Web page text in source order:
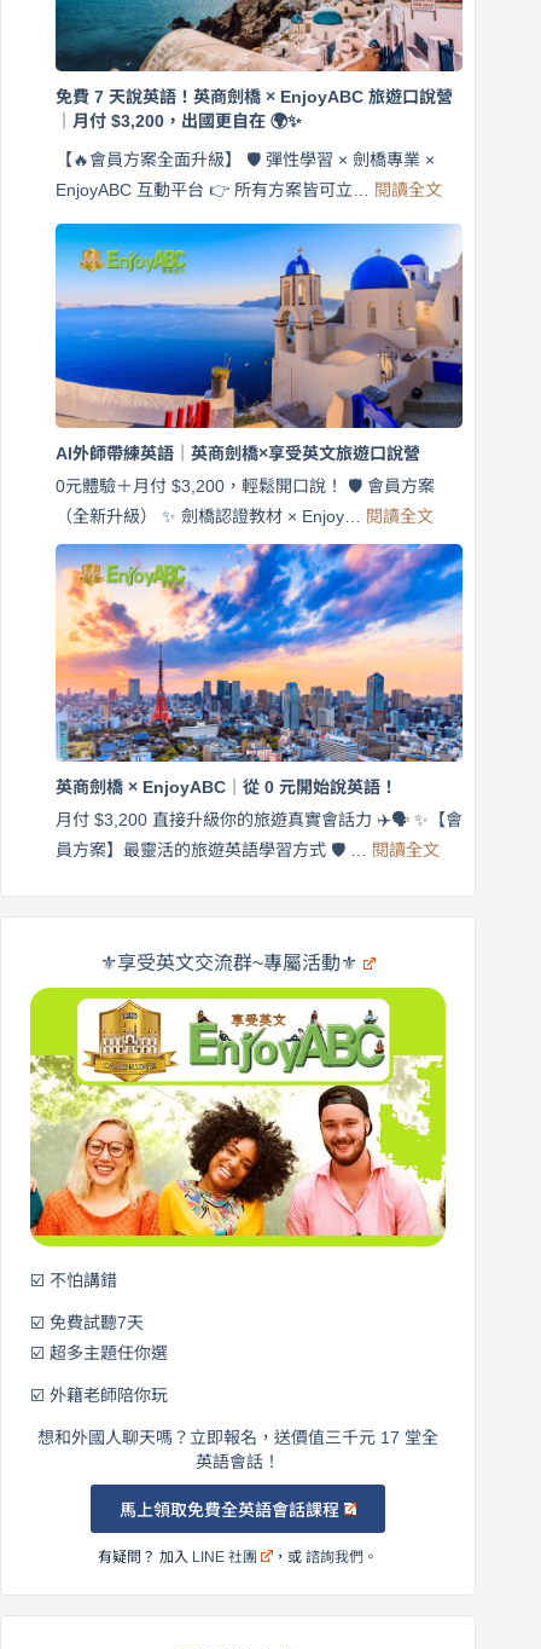
免費 7 天說英語！英商劍橋 × EnjoyABC 旅遊口說營
｜月付 $3,200，出國更自在 🌍✨
【🔥會員方案全面升級】 🛡️ 彈性學習 × 劍橋專業 ×
EnjoyABC 互動平台 👉 所有方案皆可立… 閱讀全文:
費
天
說
英
語！
英
商
劍
口
說
營
｜
月
$3,200，
出
國
在
AI外師帶練英語｜英商劍橋×享受英文旅遊口說營
0元體驗＋月付 $3,200，輕鬆開口說！ 🛡️ 會員方案
（全新升級） ✨ 劍橋認證教材 × Enjoy… 閱讀全文:
外
師
帶
英
｜
英
商
×
受
說
英商劍橋 × EnjoyABC｜從 0 元開始說英語！
月付 $3,200 直接升級你的旅遊真實會話力 ✈️🗣️ ✨【會
員方案】最靈活的旅遊英語學習方式 🛡️ … 閱讀全文:
商
劍
｜
元
英
語！
⚜️享受英文交流群~專屬活動⚜️
☑️ 不怕講錯
☑️ 免費試聽7天
☑️ 超多主題任你選
☑️ 外籍老師陪你玩
想和外國人聊天嗎？立即報名，送價值三千元 17 堂全
英語會話！
馬上領取免費全英語會話課程
有疑問？ 加入 LINE 社團 ，或諮詢我們 。